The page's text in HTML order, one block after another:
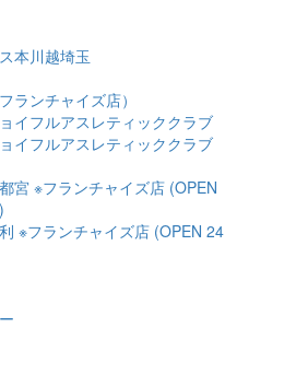
本川越埼玉
ランチャイズ店）
イフルアスレティッククラブ
イフルアスレティッククラブ
宮 ※フランチャイズ店 (OPEN
※フランチャイズ店 (OPEN 24